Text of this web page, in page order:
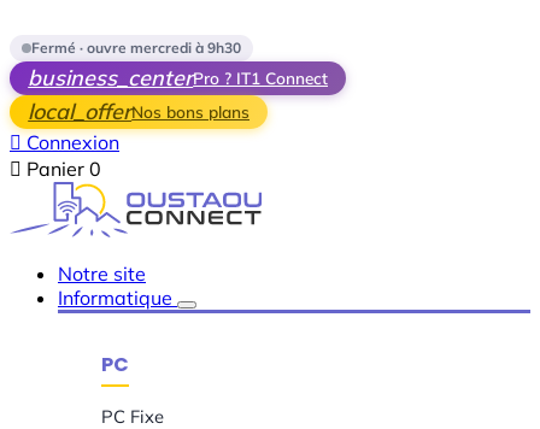
Fermé · ouvre mercredi à 9h30
business_centerPro ? IT1 Connect
local_offerNos bons plans
 Connexion
 Panier 0
Notre site
Informatique
PC
PC Fixe